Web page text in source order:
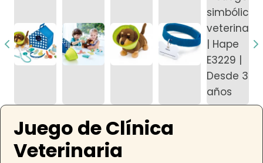
Juego de Clínica
Veterinaria